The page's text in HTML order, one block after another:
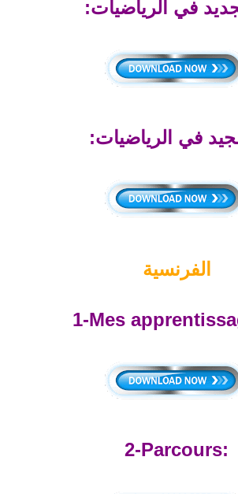
الفرنسية
1-Mes
2-Parcours: